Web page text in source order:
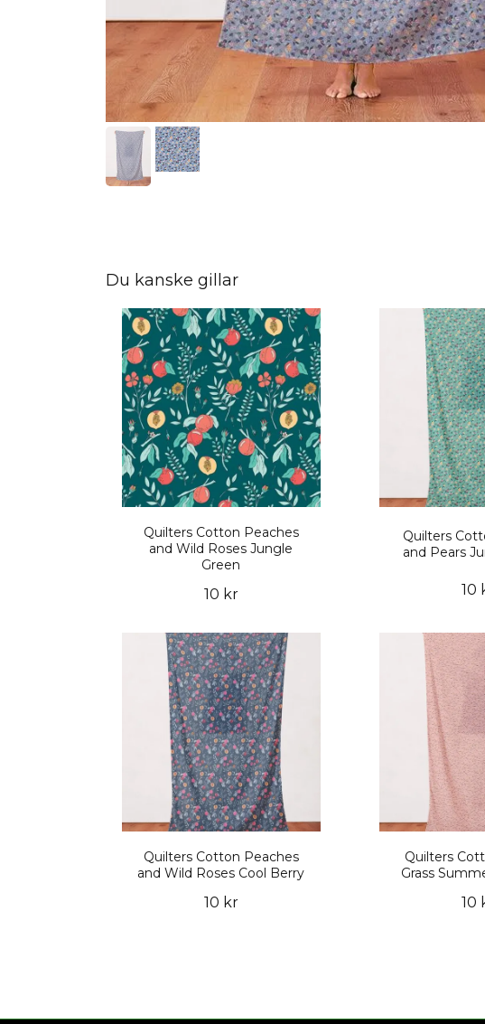
Du kanske gillar
Quilters Cotton Peaches
and Wild Roses Jungle
Green
10 kr
Quilters
and Pears
10
Quilters Cotton Peaches
and Wild Roses Cool Berry
10 kr
Quilters
Grass
10